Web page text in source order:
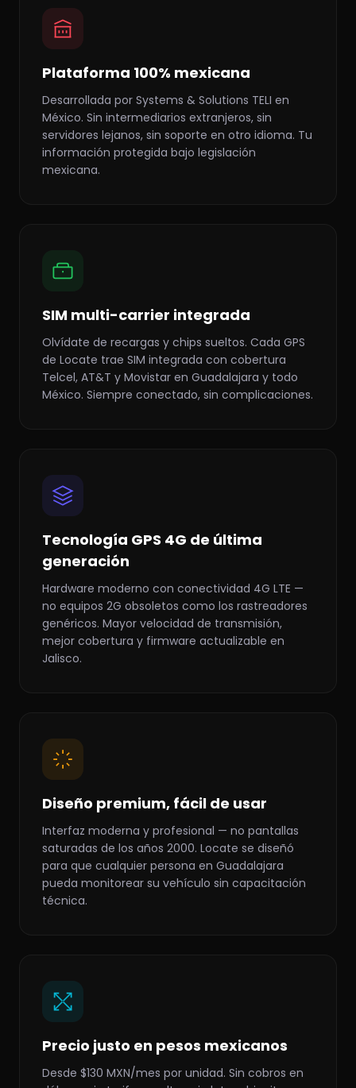
Plataforma 100% mexicana
Desarrollada por Systems & Solutions TELI en
México. Sin intermediarios extranjeros, sin
servidores lejanos, sin soporte en otro idioma. Tu
información protegida bajo legislación
mexicana.
SIM multi-carrier integrada
Olvídate de recargas y chips sueltos. Cada GPS
de Locate trae SIM integrada con cobertura
Telcel, AT&T y Movistar en Guadalajara y todo
México. Siempre conectado, sin complicaciones.
Tecnología GPS 4G de última
generación
Hardware moderno con conectividad 4G LTE —
no equipos 2G obsoletos como los rastreadores
genéricos. Mayor velocidad de transmisión,
mejor cobertura y firmware actualizable en
Jalisco.
Diseño premium, fácil de usar
Interfaz moderna y profesional — no pantallas
saturadas de los años 2000. Locate se diseñó
para que cualquier persona en Guadalajara
pueda monitorear su vehículo sin capacitación
técnica.
Precio justo en pesos mexicanos
Desde $130 MXN/mes por unidad. Sin cobros en